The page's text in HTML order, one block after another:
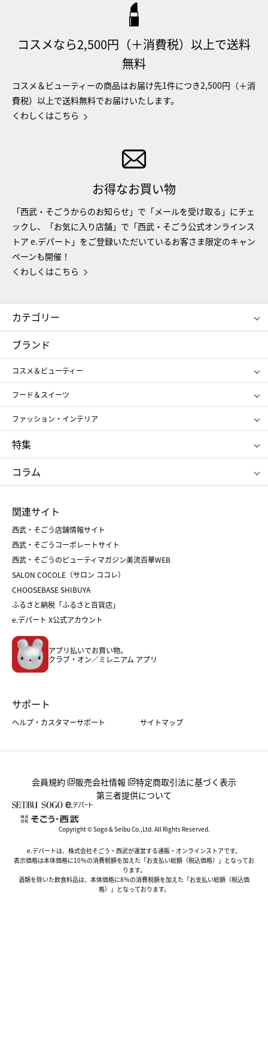
コスメなら2,500円（＋消費税）以上で送料
無料
コスメ＆ビューティーの商品はお届け先1件につき2,500円（＋消
費税）以上で送料無料でお届けいたします。
くわしくはこちら
お得なお買い物
「西武・そごうからのお知らせ」で「メールを受け取る」にチェ
ックし、「お気に入り店舗」で「西武・そごう公式オンラインス
トア e.デパート」をご登録いただいているお客さま限定のキャン
ペーンも開催！
くわしくはこちら
カテゴリー
コスメ＆ビューティー
ギフト
レディース
メンズ
スポーツ・アウトドア
お中元
お歳暮
ブランド
コスメ＆ビューティー
SHISEIDO
ポール&ジョー ボーテ
ジルスチュアート
NARS
RMK
クリニーク
SK-Ⅱ
フード＆スイーツ
アンリ・シャルパンティエ
ゴディバ
新宿高野
たねや
ねんりん家
ファッション・インテリア
ポロ ラルフ ローレン
タケオ キクチ
ママ＆キッズ
シュタイフ
特集
お中元
ひな人形
五月人形
父の日
クリスマスケーキ
ホワイトデー
コラム
菓子折り
和菓子
人気のギフト
バレンタイン
ホワイトデー
おせち
フード
ホーム・キッチン＆アート
関連サイト
西武・そごう店舗情報サイト
西武・そごうコーポレートサイト
西武・そごうのビューティマガジン美流百華WEB
SALON COCOLE（サロン ココレ）
CHOOSEBASE SHIBUYA
ふるさと納税「ふるさと百貨店」
e.デパート X公式アカウント
アプリ払いでお買い物。
クラブ・オン／ミレニアム アプリ
サポート
ヘルプ・カスタマーサポート サイトマップ
会員規約 販売会社情報
特定商取引法に基づく表示
第三者提供について
Copyright © Sogo & Seibu Co.,Ltd. All Rights Reserved.
e.デパートは、株式会社そごう・西武が運営する通販・オンラインストアです。
表示価格は本体価格に10％の消費税額を加えた「お支払い総額（税込価格）」となってお
ります。
酒類を除いた飲食料品は、本体価格に8％の消費税額を加えた「お支払い総額（税込価
格）」となっております。